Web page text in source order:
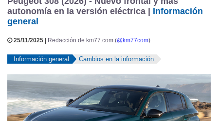
autonomía en la versión eléctrica | Información
general
25/11/2025 | Redacción de km77.com (@km77com)
Información general Cambios en la información